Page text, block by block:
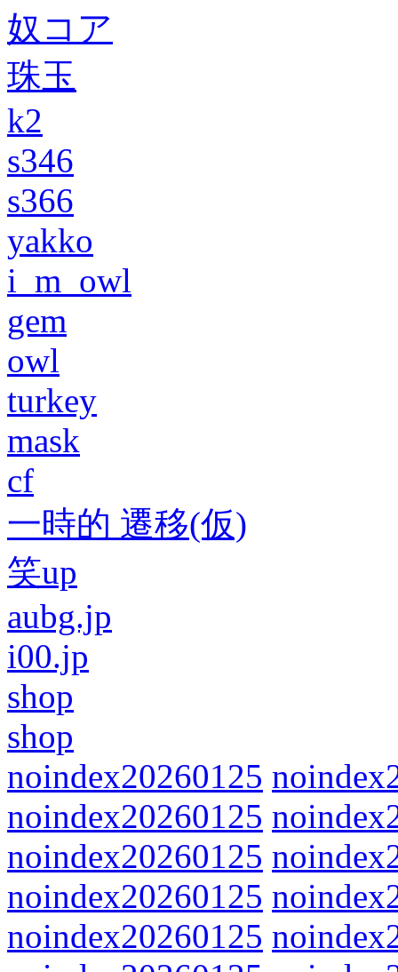
奴コア
珠玉
k2
s346
s366
yakko
i_m_owl
gem
owl
turkey
mask
cf
一時的 遷移(仮)
笑up
aubg.jp
i00.jp
shop
shop
noindex20260125
noindex20260125
noindex20260125
noindex20260125
noindex20260125